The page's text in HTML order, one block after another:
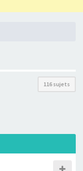
116 sujets